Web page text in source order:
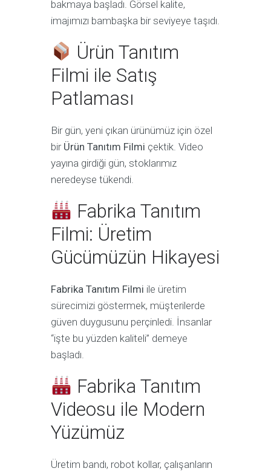
bakmaya başladı. Görsel kalite,
imajımızı bambaşka bir seviyeye taşıdı.
Ürün Tanıtım
Filmi ile Satış
Patlaması
Bir gün, yeni çıkan ürünümüz için özel
bir Ürün Tanıtım Filmi çektik. Video
yayına girdiği gün, stoklarımız
neredeyse tükendi.
Fabrika Tanıtım
Filmi: Üretim
Gücümüzün Hikayesi
Fabrika Tanıtım Filmi ile üretim
sürecimizi göstermek, müşterilerde
güven duygusunu perçinledi. İnsanlar
“işte bu yüzden kaliteli” demeye
başladı.
Fabrika Tanıtım
Videosu ile Modern
Yüzümüz
Üretim bandı, robot kollar, çalışanların